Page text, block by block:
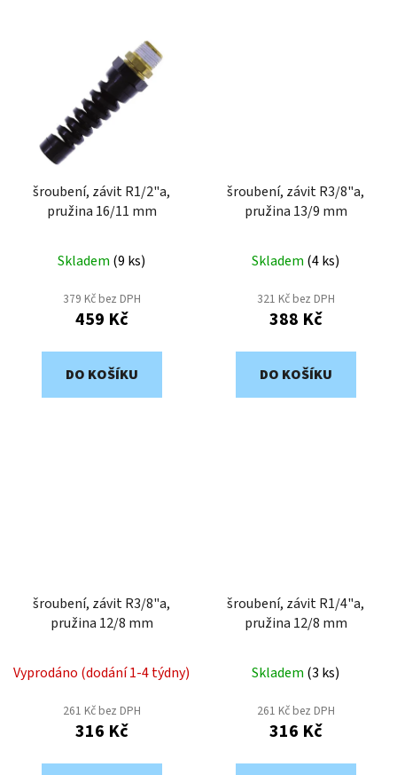
šroubení, závit R1/2"a,
pružina 16/11 mm
Skladem (9 ks)
379 Kč bez DPH
459 Kč
DO KOŠÍKU
šroubení, závit R3/8"a,
pružina 13/9 mm
Skladem (4 ks)
321 Kč bez DPH
388 Kč
DO KOŠÍKU
šroubení, závit R3/8"a,
pružina 12/8 mm
Vyprodáno (dodání 1-4 týdny)
261 Kč bez DPH
316 Kč
šroubení, závit R1/4"a,
pružina 12/8 mm
Skladem (3 ks)
261 Kč bez DPH
316 Kč